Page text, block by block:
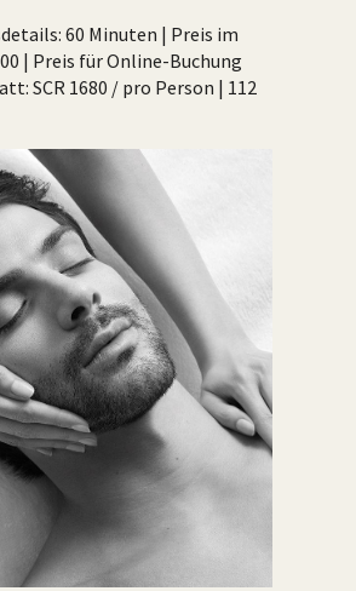
60 Minuten | Preis im
| Preis für Online-Buchung
SCR 1680 / pro Person | 112